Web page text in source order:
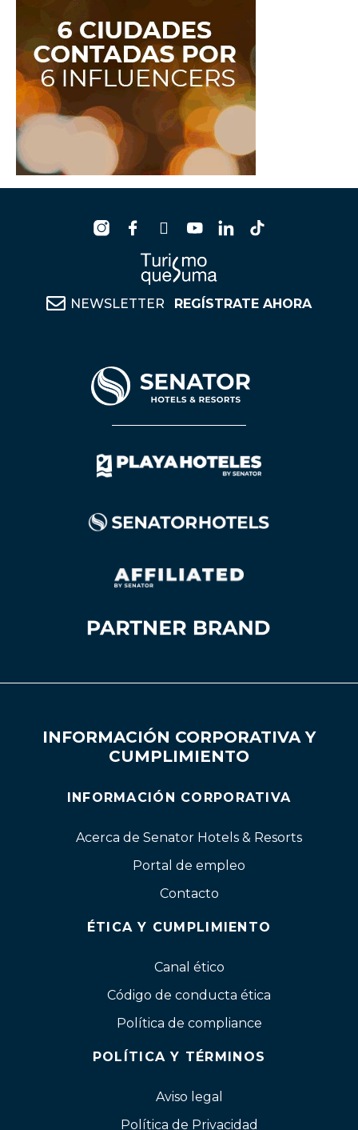
NEWSLETTER REGÍSTRATE AHORA
INFORMACIÓN CORPORATIVA Y
CUMPLIMIENTO
INFORMACIÓN CORPORATIVA
Acerca de Senator Hotels & Resorts
Portal de empleo
Contacto
ÉTICA Y CUMPLIMIENTO
Canal ético
Código de conducta ética
Política de compliance
POLÍTICA Y TÉRMINOS
Aviso legal
Política de Privacidad